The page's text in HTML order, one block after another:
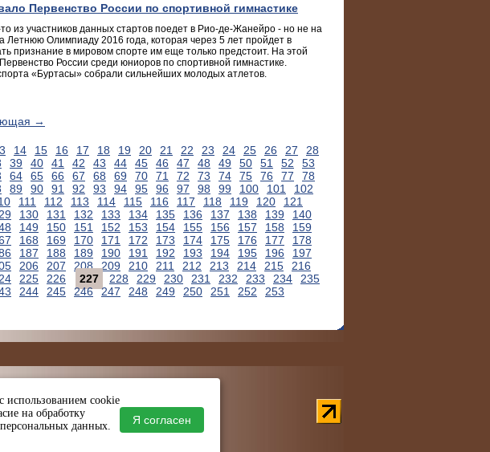
Первенство России по спортивной гимнастике
из участников данных стартов поедет в Рио-де-Жанейро - но не на
Летнюю Олимпиаду 2016 года, которая через 5 лет пройдет в
признание в мировом спорте им еще только предстоит. На этой
России среди юниоров по спортивной гимнастике.
«Буртасы» собрали сильнейших молодых атлетов.
→
14 15 16 17 18 19 20 21 22 23 24 25 26 27
28
39 40 41 42 43 44 45 46 47 48 49 50 51 52
53
64 65 66 67 68 69 70 71 72 73 74 75 76 77
78
89 90 91 92 93 94 95 96 97 98 99 100 101
102
111 112 113 114 115 116 117 118 119 120
121
130 131 132 133 134 135 136 137 138 139
140
149 150 151 152 153 154 155 156 157 158
159
168 169 170 171 172 173 174 175 176 177
178
187 188 189 190 191 192 193 194 195 196
197
206 207 208 209 210 211 212 213 214 215
216
225 226 227 228 229 230 231 232 233 234
235
244 245 246 247 248 249 250 251 252 253
использованием cookie
на обработку
данных.
Я согласен